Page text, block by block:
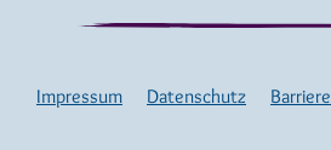
Impressum Datenschutz